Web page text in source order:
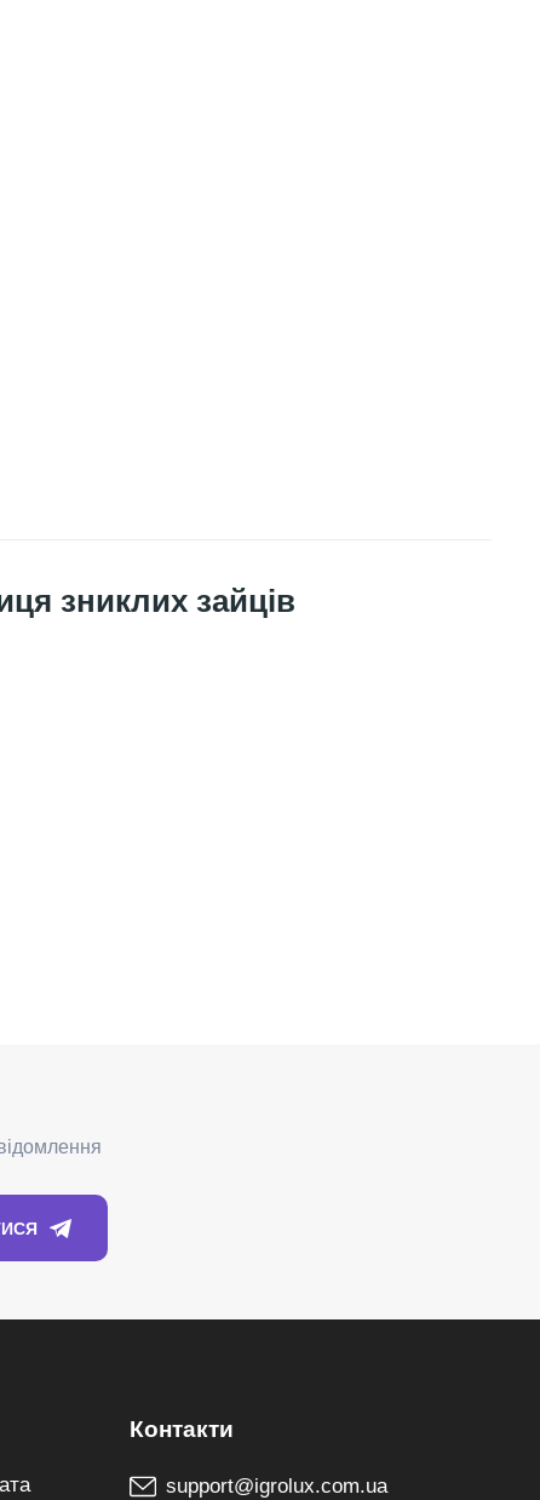
зниклих зайців
support@igrolux.com.ua